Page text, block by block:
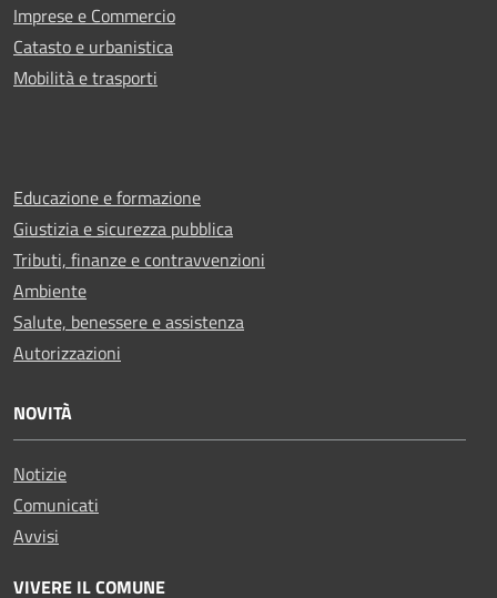
Imprese e Commercio
Catasto e urbanistica
Mobilità e trasporti
Educazione e formazione
Giustizia e sicurezza pubblica
Tributi, finanze e contravvenzioni
Ambiente
Salute, benessere e assistenza
Autorizzazioni
NOVITÀ
Notizie
Comunicati
Avvisi
VIVERE IL COMUNE